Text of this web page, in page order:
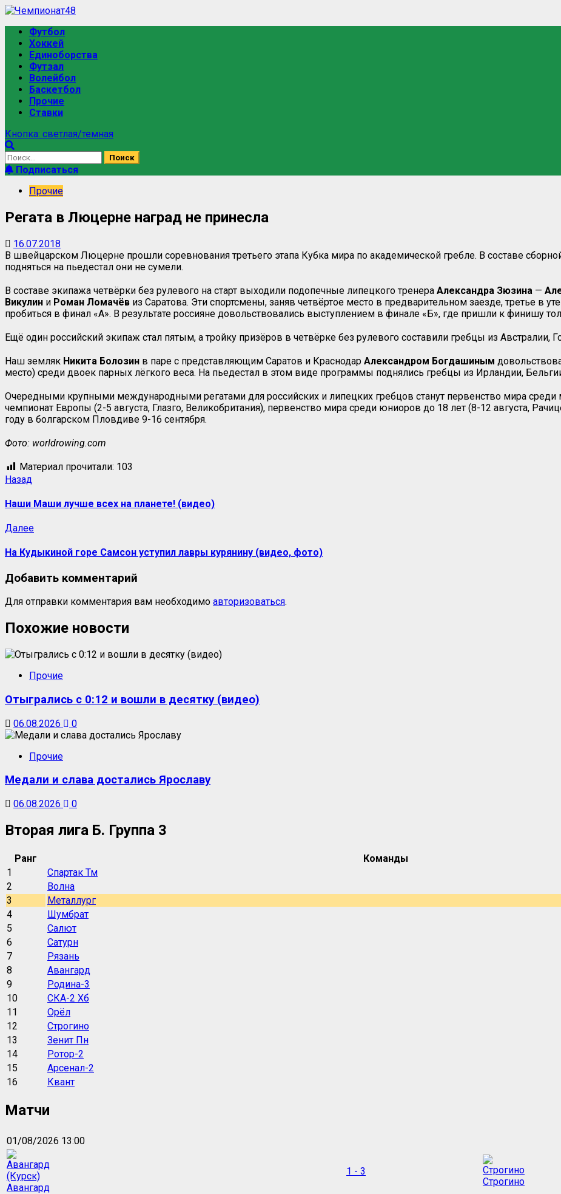
Перейти
содержимому
Основное
меню
Футбол
Хоккей
Единоборства
Футзал
Волейбол
Баскетбол
Прочие
Ставки
Кнопка: светлая/темная
Найти:
Подписаться
Прочие
Регата в Люцерне наград не принесла
16.07.2018
В швейцарском Люцерне прошли соревнования третьего этапа Кубка мира по академической гребле. В составе
подняться на пьедестал они не сумели.
В составе экипажа четвёрки без рулевого на старт выходили подопечные липецкого тренера Александра Зюзина —
Викулин и Роман Ломачёв из Саратова. Эти спортсмены, заняв четвёртое место в предварительном заезде, третье в
пробиться в финал «А». В результате россияне довольствовались выступлением в финале «Б», где пришли к финишу
Ещё один российский экипаж стал пятым, а тройку призёров в четвёрке без рулевого составили гребцы из Австралии,
Наш земляк Никита Болозин в паре с представляющим Саратов и Краснодар Александром Богдашиным
место) среди двоек парных лёгкого веса. На пьедестал в этом виде программы поднялись гребцы из Ирландии,
Очередными крупными международными регатами для российских и липецких гребцов станут первенство мира
чемпионат Европы (2-5 августа, Глазго, Великобритания), первенство мира среди юниоров до 18 лет (8-12 августа,
году в болгарском Пловдиве 9-16 сентября.
Фото: worldrowing.com
Материал прочитали: 103
Навигация
записи
Назад
Наши Маши лучше всех на планете! (видео)
ДалееСледующая
На Кудыкиной горе Самсон уступил лавры курянину (видео, фото)
Добавить комментарий
Для отправки комментария вам необходимо авторизоваться.
Похожие новости
Прочие
Отыгрались с 0:12 и вошли в десятку (видео)
06.08.2026 0
Прочие
Медали и слава достались Ярославу
06.08.2026 0
Вторая лига Б. Группа 3
Ранг Команды
1
Спартак Тм
2
Волна
3
Металлург
4
Шумбрат
5
Салют
6
Сатурн
7
Рязань
8
Авангард
9
Родина-3
10
СКА-2 Хб
11
Орёл
12
Строгино
13
Зенит Пн
14
Ротор-2
15
Арсенал-2
16
Квант
Матчи
01/08/2026 13:00
Авангард
1 - 3
Строгино